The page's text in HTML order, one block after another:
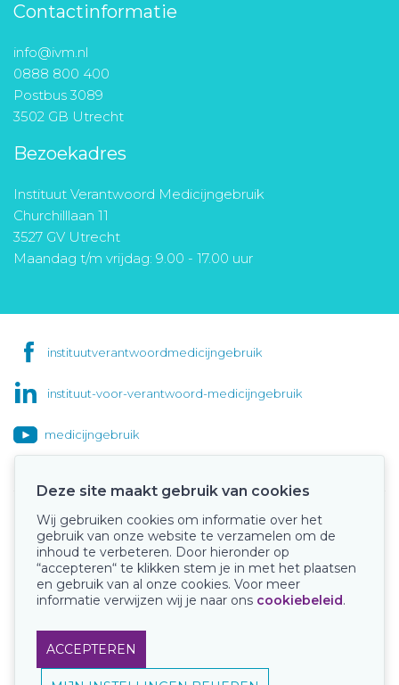
Contactinformatie
info@ivm.nl
0888 800 400
Postbus 3089
3502 GB Utrecht
Bezoekadres
Instituut Verantwoord Medicijngebruik
Churchilllaan 11
3527 GV Utrecht
Maandag t/m vrijdag: 9.00 - 17.00 uur
instituutverantwoordmedicijngebruik
instituut-voor-verantwoord-medicijngebruik
medicijngebruik
Onze keurmerken
Deze site maakt gebruik van cookies
Wij gebruiken cookies om informatie over het
gebruik van onze website te verzamelen om de
inhoud te verbeteren. Door hieronder op
“accepteren“ te klikken stem je in met het plaatsen
en gebruik van al onze cookies. Voor meer
informatie verwijzen wij je naar ons cookiebeleid.
ACCEPTEREN